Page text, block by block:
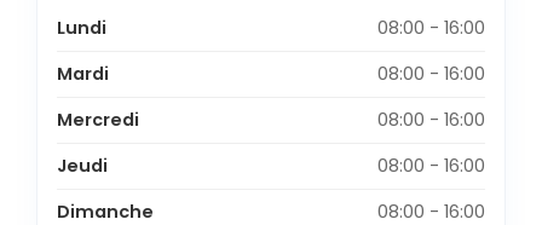
Lundi
08:00 - 16:00
Mardi
08:00 - 16:00
Mercredi
08:00 - 16:00
Jeudi
08:00 - 16:00
Dimanche
08:00 - 16:00